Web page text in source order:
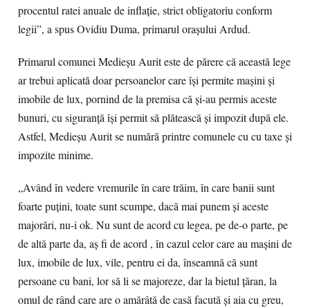
procentul ratei anuale de inflație, strict obligatoriu conform
legii”, a spus Ovidiu Duma, primarul orașului Ardud.
Primarul comunei Medieșu Aurit este de părere că această lege
ar trebui aplicată doar persoanelor care își permite mașini și
imobile de lux, pornind de la premisa că și-au permis aceste
bunuri, cu siguranță își permit să plătească și impozit după ele.
Astfel, Medieșu Aurit se numără printre comunele cu cu taxe și
impozite minime.
„Având în vedere vremurile în care trăim, în care banii sunt
foarte puțini, toate sunt scumpe, dacă mai punem și aceste
majorări, nu-i ok. Nu sunt de acord cu legea, pe de-o parte, pe
de altă parte da, aș fi de acord , în cazul celor care au mașini de
lux, imobile de lux, vile, pentru ei da, înseamnă că sunt
persoane cu bani, lor să li se majoreze, dar la bietul țăran, la
omul de rând care are o amărâtă de casă facută și aia cu greu,